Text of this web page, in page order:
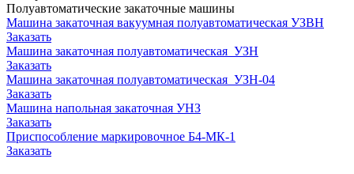
Полуавтоматические закаточные машины
Машина закаточная вакуумная полуавтоматическая УЗВН
Заказать
Машина закаточная полуавтоматическая УЗН
Заказать
Машина закаточная полуавтоматическая УЗН-04
Заказать
Машина напольная закаточная УНЗ
Заказать
Приспособление маркировочное Б4-МК-1
Заказать